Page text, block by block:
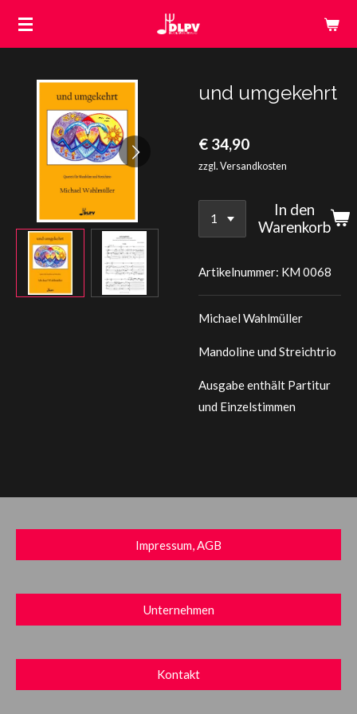
Zum
und umgekehrt
€ 34,90
zzgl. Versandkosten
In den
Warenkorb
Artikelnummer: KM 0068
Michael Wahlmüller
Mandoline und Streichtrio
Ausgabe enthält Partitur
und Einzelstimmen
Impressum, AGB
Unternehmen
Kontakt